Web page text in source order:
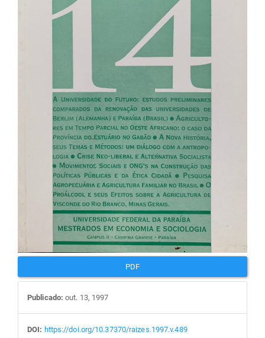
artigos
PDF
Publicado: out. 13, 1997
DOI: https://doi.org/10.37370/raizes.1997.v.489